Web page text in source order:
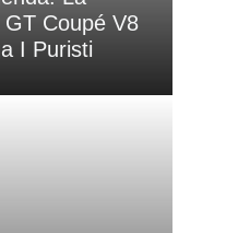
Coupé V8
I Puristi